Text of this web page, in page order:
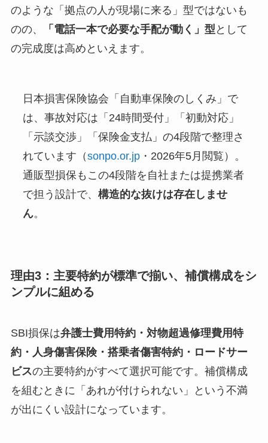
のような「拠点の人が現場に来る」型ではないも
のの、
「電話一本で必要な手配が動く」型 として
の完成度は高めといえます。
日本損害保険協会「自動車保険のしくみ」で
は、事故対応は「24時間受付」「初動対応」
「示談交渉」「保険金支払」の4段階で整理さ
れています（sonpo.or.jp・2026年5月閲覧）。
通販型損保もこの4段階を自社または提携業者
で担う設計で、 構造的な抜けは存在しませ
ん。
理由3：主要特約が標準で揃い、補償構成をシ
ンプルに組める
SBI損保は弁護士費用特約・対物超過修理費用特
約・人身傷害保険・搭乗者傷害特約・ロードサー
ビスの主要特約がすべて選択可能です。補償構成
を組むときに「あれが付けられない」という不満
が出にくい設計になっています。